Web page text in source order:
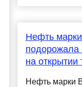
Нефть
подорожала
на открытии
Нефть марки